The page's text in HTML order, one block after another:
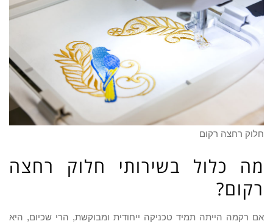
חלוק רחצה רקום
מה כלול בשירותי חלוק רחצה
רקום?
אם רקמה הייתה תמיד טכניקה ייחודית ומבוקשת, הרי שכיום, היא